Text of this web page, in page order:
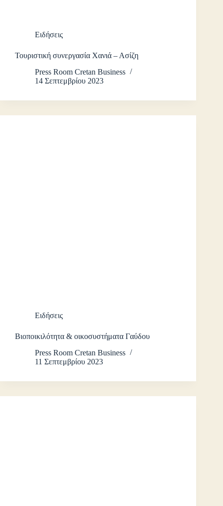
Ειδήσεις
Τουριστική συνεργασία Χανιά – Ασίζη
Press Room Cretan Business
14 Σεπτεμβρίου 2023
Ειδήσεις
Βιοποικιλότητα & οικοσυστήματα Γαύδου
Press Room Cretan Business
11 Σεπτεμβρίου 2023